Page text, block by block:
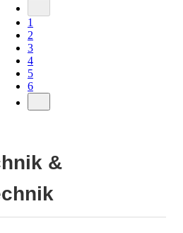
1
2
3
4
5
6
&